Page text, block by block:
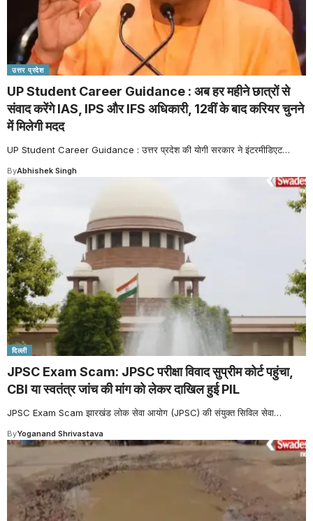
उत्तर प्रदेश
UP Student Career Guidance : अब हर महीने छात्रों से
संवाद करेंगे IAS, IPS और IFS अधिकारी, 12वीं के बाद करियर चुनने
में मिलेगी मदद
UP Student Career Guidance : उत्तर प्रदेश की योगी सरकार ने इंटरमीडिएट…
ByAbhishek Singh
दिल्ली
JPSC Exam Scam: JPSC परीक्षा विवाद सुप्रीम कोर्ट पहुंचा,
CBI या स्वतंत्र जांच की मांग को लेकर दाखिल हुई PIL
JPSC Exam Scam झारखंड लोक सेवा आयोग (JPSC) की संयुक्त सिविल सेवा…
ByYoganand Shrivastava